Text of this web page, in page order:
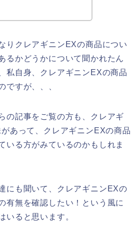
りクレアギニンEXの商品につい
るかどうかについて聞かれたん
私自身、クレアギニンEXの商品
ですが、、、
の記事をご覧の方も、クレアギ
あって、クレアギニンEXの商品
いる方がみているのかもしれま
にも聞いて、クレアギニンEXの
有無を確認したい！という風に
いると思います。